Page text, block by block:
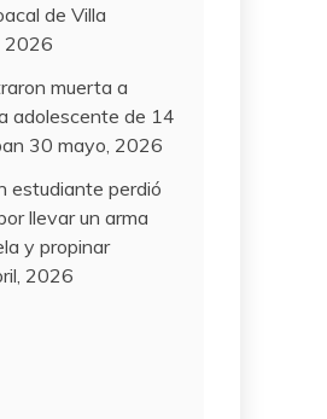
de Villa
2026
muerta a
adolescente de 14
30 mayo, 2026
estudiante perdió
llevar un arma
y propinar
2026